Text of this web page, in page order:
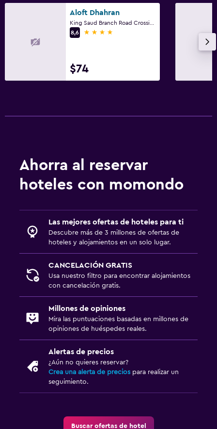
Aloft Dhahran
8,6
4 estrellas
$74
Ahorra al reservar
hoteles con momondo
Las mejores ofertas de hoteles para ti
Descubre más de 3 millones de ofertas de
hoteles y alojamientos en un solo lugar.
CANCELACIÓN GRATIS
Usa nuestro filtro para encontrar alojamientos
con cancelación gratis.
Millones de opiniones
Mira las puntuaciones basadas en millones de
opiniones de huéspedes reales.
Alertas de precios
¿Aún no quieres reservar?
Crea una alerta de precios para realizar un
seguimiento.
Buscar ofertas de hotel